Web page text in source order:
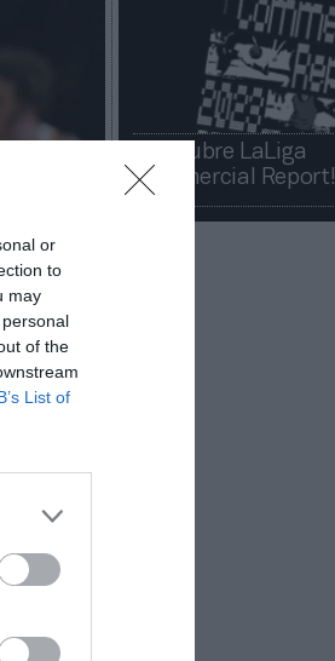
or
to
may
of the
List of
y el
¡Descubre LaLiga
Commercial Report!​​